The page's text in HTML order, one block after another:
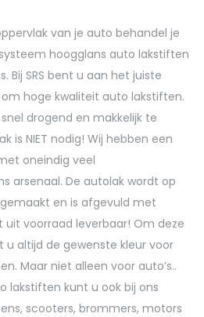
van je auto behandel je
hoogglans auto lakstiften
Bij SRS bent u aan het juiste
hoge kwaliteit auto lakstiften.
drogend en makkelijk te
is NIET nodig! Wij hebben een
oneindig veel
arsenaal. De autolak wordt op
en is afgevuld met
uit voorraad leverbaar! Om deze
u altijd de gewenste kleur voor
Maar niet alleen voor auto’s..
lakstiften kunt u ook bij ons
scooters, brommers, motors